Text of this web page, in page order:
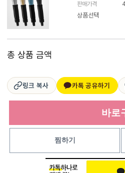
판매가격
상품선택
총 상품 금액
링크 복사 카톡 공유하기
바로
찜하기